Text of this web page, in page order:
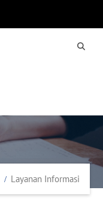
Layanan Informasi